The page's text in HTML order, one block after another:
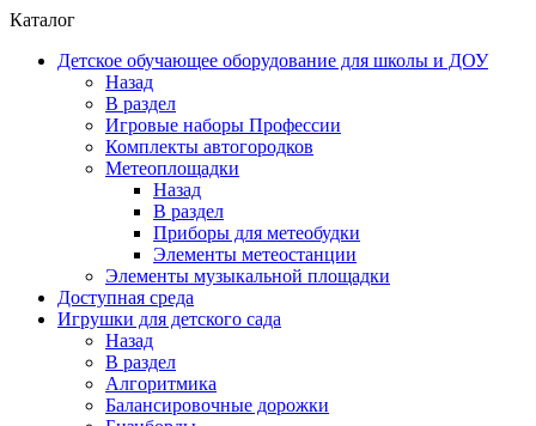
Каталог
Детское обучающее оборудование для школы и ДОУ
Назад
В раздел
Игровые наборы Профессии
Комплекты автогородков
Метеоплощадки
Назад
В раздел
Приборы для метеобудки
Элементы метеостанции
Элементы музыкальной площадки
Доступная среда
Игрушки для детского сада
Назад
В раздел
Алгоритмика
Балансировочные дорожки